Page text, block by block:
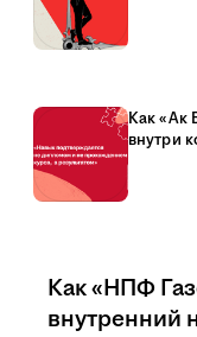
Как «Ак
внутри
Как «НПФ
внутренний